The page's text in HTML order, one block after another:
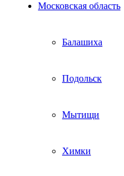
Московская область
Балашиха
Подольск
Мытищи
Химки